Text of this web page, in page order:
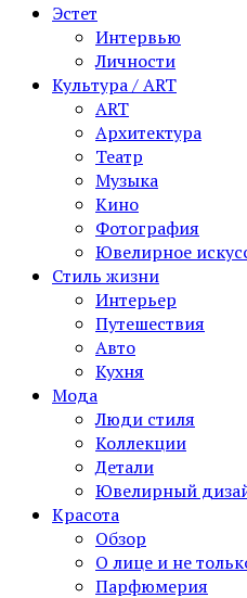
Эстет
Интервью
Личности
Культура / ART
ART
Архитектура
Театр
Музыка
Кино
Фотография
Ювелирное
Стиль жизни
Интерьер
Путешествия
Авто
Кухня
Мода
Люди стиля
Коллекции
Детали
Ювелирный
Красота
Обзор
О лице и не
Парфюмерия